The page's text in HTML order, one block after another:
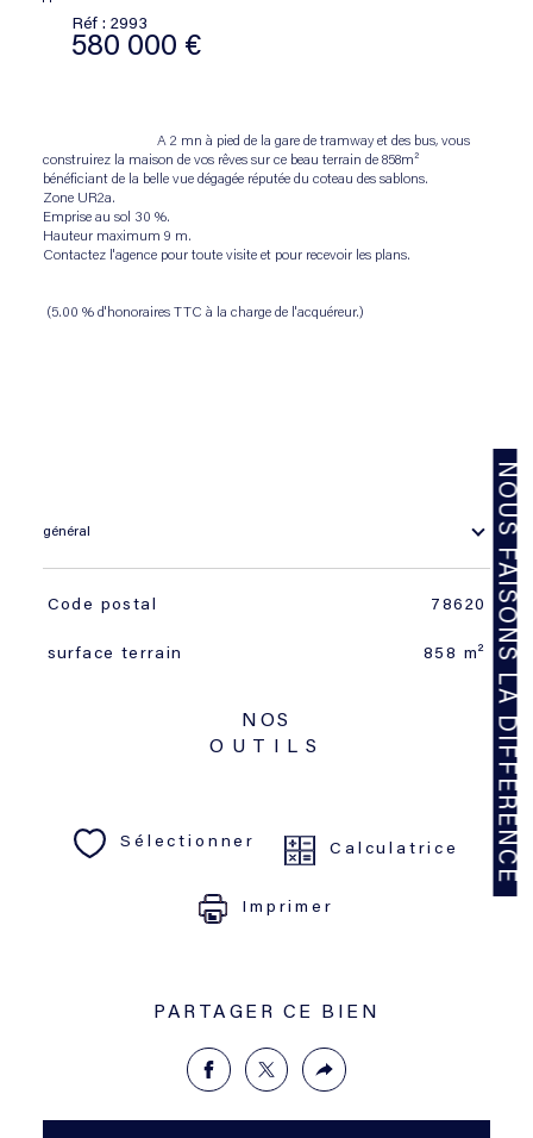
NOUS FAISONS LA DIFFÉRENCE
Réf : 2993
580 000 €
construirez la maison de vos rêves sur ce beau terrain de 858m²
bénéficiant de la belle vue dégagée réputée du coteau des sablons.
Zone UR2a.
Emprise au sol 30 %.
Hauteur maximum 9 m.
Contactez l'agence pour toute visite et pour recevoir les plans.
général
TRAD_SIROCCO_Caracteristique
Code postal 78620
surface terrain 858 m²
NOS
OUTILS
Sélectionner Calculatrice
Imprimer
PARTAGER CE BIEN